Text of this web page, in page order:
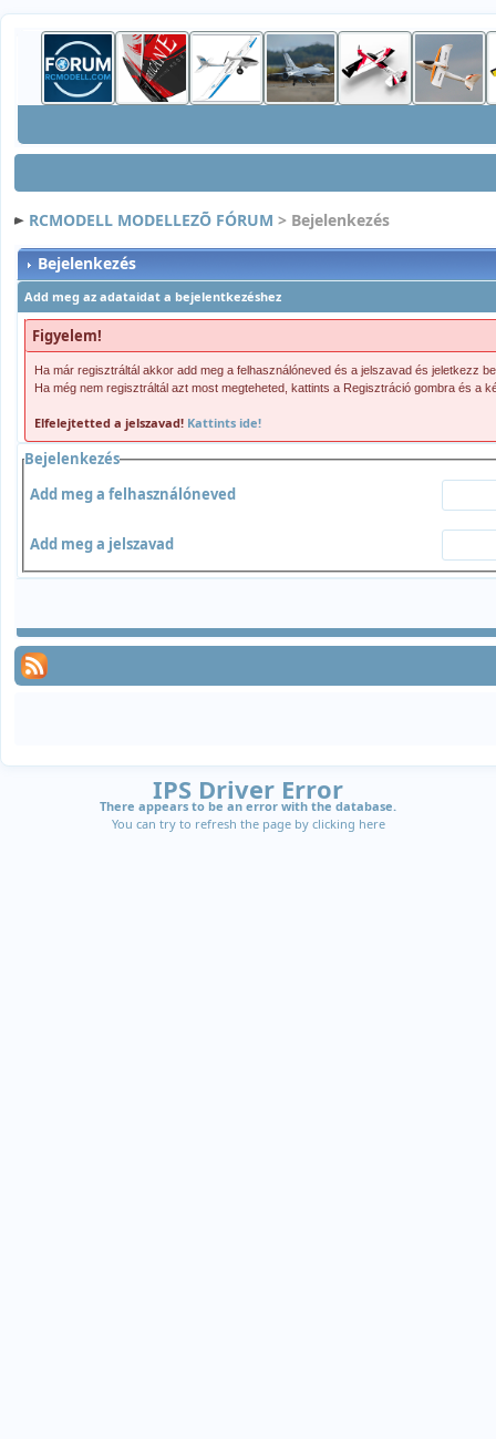
RCMODELL MODELLEZÕ FÓRUM > Bejelenkezés
Bejelenkezés
Add meg az adataidat a bejelentkezéshez
Figyelem!
Ha már regisztráltál akkor add meg a felhasználóneved és a jelszavad és jeletkezz
Ha még nem regisztráltál azt most megteheted, kattints a Regisztráció gombra és a
Elfelejtetted a jelszavad! Kattints ide!
Bejelenkezés
Add meg a felhasználóneved
Add meg a jelszavad
IPS Driver Error
There appears to be an error with the database.
You can try to refresh the page by clicking here